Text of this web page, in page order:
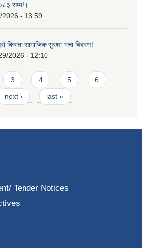
सम्म!।
2026 - 13:59
सामाजिक सुरक्षा भत्ता विवरण!
2026 - 12:10
3 4 5 6
next › last »
Tender Notices